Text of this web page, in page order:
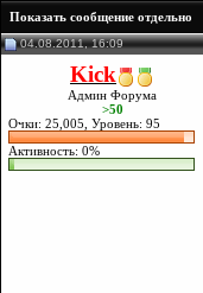
Показать сообщение отдельно
04.08.2011, 16:09
Kick
Админ Форума
>50
Очки: 25,005, Уровень: 95
Активность: 0%